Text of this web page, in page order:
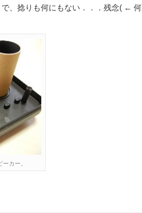
、捻りも何にもない．．．残念( ← 何
カー。